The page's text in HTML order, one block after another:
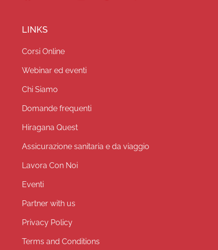
LINKS
Corsi Online
Webinar ed eventi
Chi Siamo
Domande frequenti
Hiragana Quest
Assicurazione sanitaria e da viaggio
Lavora Con Noi
Eventi
Partner with us
Privacy Policy
Terms and Conditions